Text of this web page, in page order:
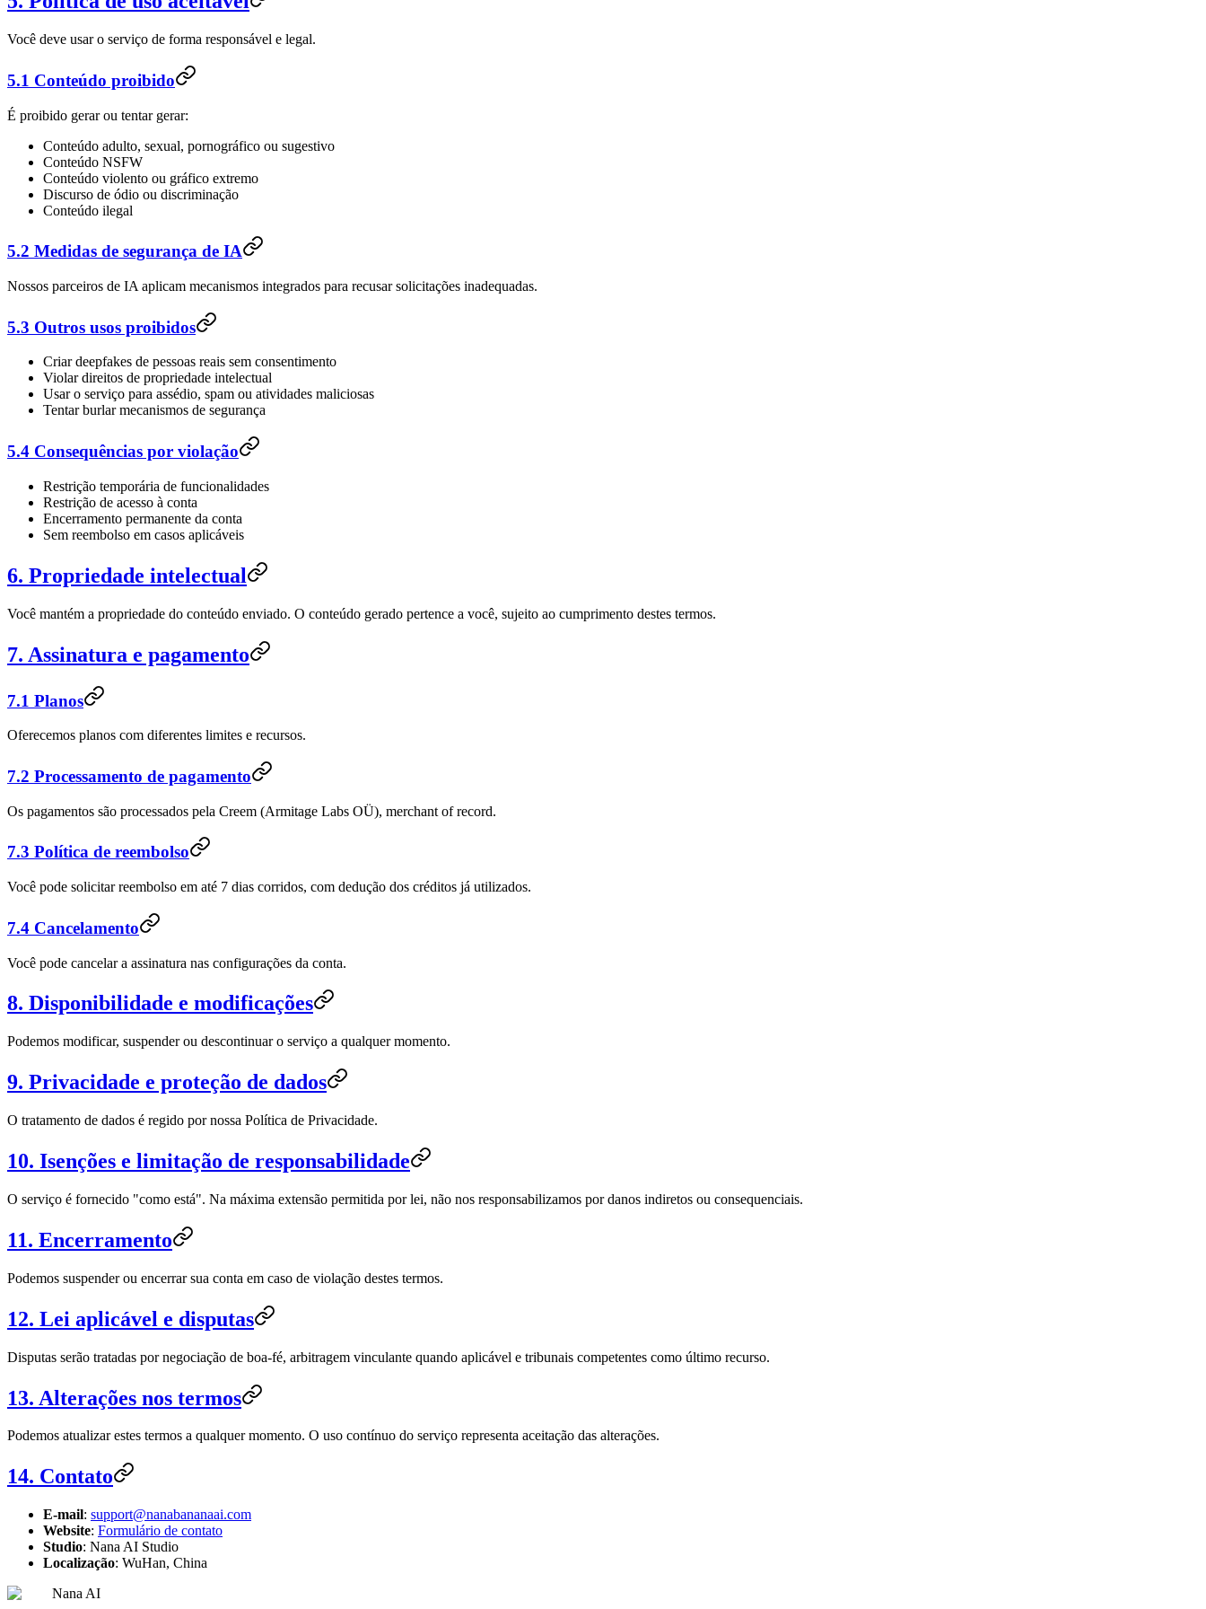
Você deve usar o serviço de forma responsável e legal.
5.1 Conteúdo proibido
É proibido gerar ou tentar gerar:
Conteúdo adulto, sexual, pornográfico ou sugestivo
Conteúdo NSFW
Conteúdo violento ou gráfico extremo
Discurso de ódio ou discriminação
Conteúdo ilegal
5.2 Medidas de segurança de IA
Nossos parceiros de IA aplicam mecanismos integrados para recusar solicitações inadequadas.
5.3 Outros usos proibidos
Criar deepfakes de pessoas reais sem consentimento
Violar direitos de propriedade intelectual
Usar o serviço para assédio, spam ou atividades maliciosas
Tentar burlar mecanismos de segurança
5.4 Consequências por violação
Restrição temporária de funcionalidades
Restrição de acesso à conta
Encerramento permanente da conta
Sem reembolso em casos aplicáveis
6. Propriedade intelectual
Você mantém a propriedade do conteúdo enviado. O conteúdo gerado pertence a você, sujeito ao cumprimento destes termos.
7. Assinatura e pagamento
7.1 Planos
Oferecemos planos com diferentes limites e recursos.
7.2 Processamento de pagamento
Os pagamentos são processados pela Creem (Armitage Labs OÜ), merchant of record.
7.3 Política de reembolso
Você pode solicitar reembolso em até 7 dias corridos, com dedução dos créditos já utilizados.
7.4 Cancelamento
Você pode cancelar a assinatura nas configurações da conta.
8. Disponibilidade e modificações
Podemos modificar, suspender ou descontinuar o serviço a qualquer momento.
9. Privacidade e proteção de dados
O tratamento de dados é regido por nossa Política de Privacidade.
10. Isenções e limitação de responsabilidade
O serviço é fornecido "como está". Na máxima extensão permitida por lei, não nos responsabilizamos por danos indiretos ou consequenciais.
11. Encerramento
Podemos suspender ou encerrar sua conta em caso de violação destes termos.
12. Lei aplicável e disputas
Disputas serão tratadas por negociação de boa-fé, arbitragem vinculante quando aplicável e tribunais competentes como último recurso.
13. Alterações nos termos
Podemos atualizar estes termos a qualquer momento. O uso contínuo do serviço representa aceitação das alterações.
14. Contato
E-mail: support@nanabananaai.com
Website: Formulário de contato
Studio: Nana AI Studio
Localização: WuHan, China
Nana AI